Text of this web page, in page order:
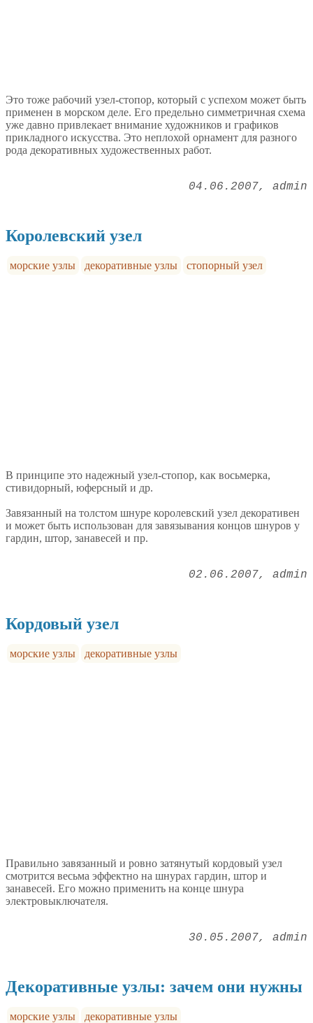
Это тоже рабочий узел-стопор, который с успехом может быть
применен в морском деле. Его предельно симметричная схема
уже давно привлекает внимание художников и графиков
прикладного искусства. Это неплохой орнамент для разного
рода декоративных художественных работ.
04.06.2007 admin
Королевский узел
морские узлы декоративные узлы стопорный узел
В принципе это надежный узел-стопор, как восьмерка,
стивидорный, юферсный и др.
Завязанный на толстом шнуре королевский узел декоративен
и может быть использован для завязывания концов шнуров у
гардин, штор, занавесей и пр.
02.06.2007 admin
Кордовый узел
морские узлы декоративные узлы
Правильно завязанный и ровно затянутый кордовый узел
смотрится весьма эффектно на шнурах гардин, штор и
занавесей. Его можно применить на конце шнура
электровыключателя.
30.05.2007 admin
Декоративные узлы: зачем они нужны
морские узлы декоративные узлы